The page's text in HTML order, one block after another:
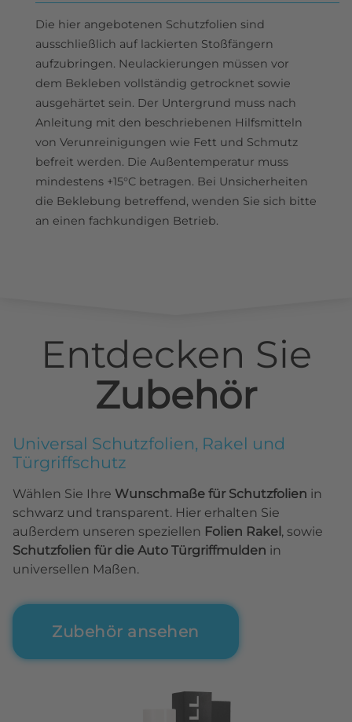
Die hier angebotenen Schutzfolien sind
ausschließlich auf lackierten Stoßfängern
aufzubringen. Neulackierungen müssen vor
dem Bekleben vollständig getrocknet sowie
ausgehärtet sein. Der Untergrund muss nach
Anleitung mit den beschriebenen Hilfsmitteln
von Verunreinigungen wie Fett und Schmutz
befreit werden. Die Außentemperatur muss
mindestens +15°C betragen. Bei Unsicherheiten
die Beklebung betreffend, wenden Sie sich bitte
an einen fachkundigen Betrieb.
Entdecken Sie
Zubehör
Universal Schutzfolien, Rakel und
Türgriffschutz
Wählen Sie Ihre Wunschmaße für Schutzfolien in
schwarz und transparent. Hier erhalten Sie
außerdem unseren speziellen Folien Rakel, sowie
Schutzfolien für die Auto Türgriffmulden in
universellen Maßen.
Zubehör ansehen